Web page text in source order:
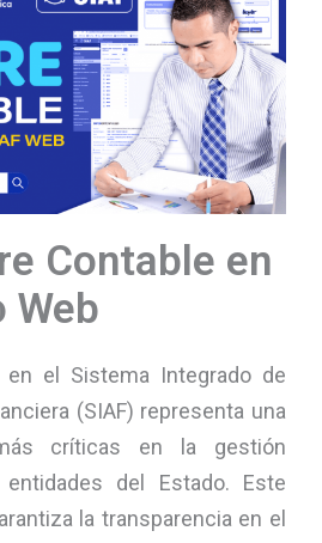
Contable en
Web
el Sistema Integrado de
(SIAF) representa una
críticas en la gestión
del Estado. Este
la transparencia en el